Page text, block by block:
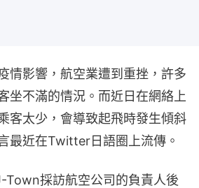
情影響，航空業遭到重挫，許多
坐不滿的情況。而近日在網絡上
客太少，會導致起飛時發生傾斜
最近在Twitter日語圈上流傳。
Town採訪航空公司的負責人後